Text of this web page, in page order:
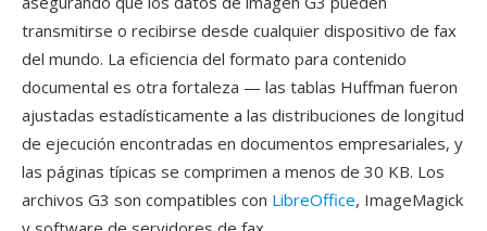
transmitirse o recibirse desde cualquier dispositivo de fax
del mundo. La eficiencia del formato para contenido
documental es otra fortaleza — las tablas Huffman fueron
ajustadas estadísticamente a las distribuciones de longitud
de ejecución encontradas en documentos empresariales, y
las páginas típicas se comprimen a menos de 30 KB. Los
archivos G3 son compatibles con LibreOffice, ImageMagick